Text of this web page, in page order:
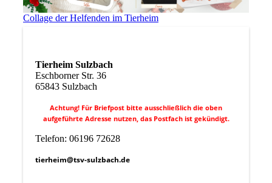
Collage der Helfenden im Tierheim
Tierheim Sulzbach
Eschborner Str. 36
65843 Sulzbach
Achtung! Für Briefpost bitte ausschließlich die oben
aufgeführte Adresse nutzen, das Postfach ist gekündigt.
Telefon: 06196 72628
tierheim@tsv-sulzbach.de